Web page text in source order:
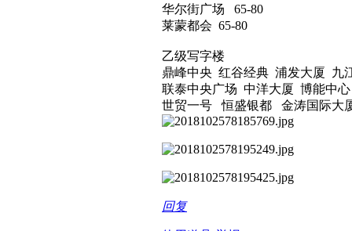
华尔街广场 65-80
莱蒙都会 65-80
乙级写字楼
鼎峰中央 红谷经典 浦发大厦 九
联泰中央广场 中洋大厦 博能中
世贸一号 恒盛银都 金涛国际大
回复